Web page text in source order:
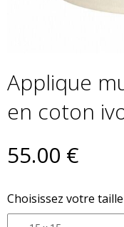
Applique
en coton
55.00 €
Choisissez votre taille